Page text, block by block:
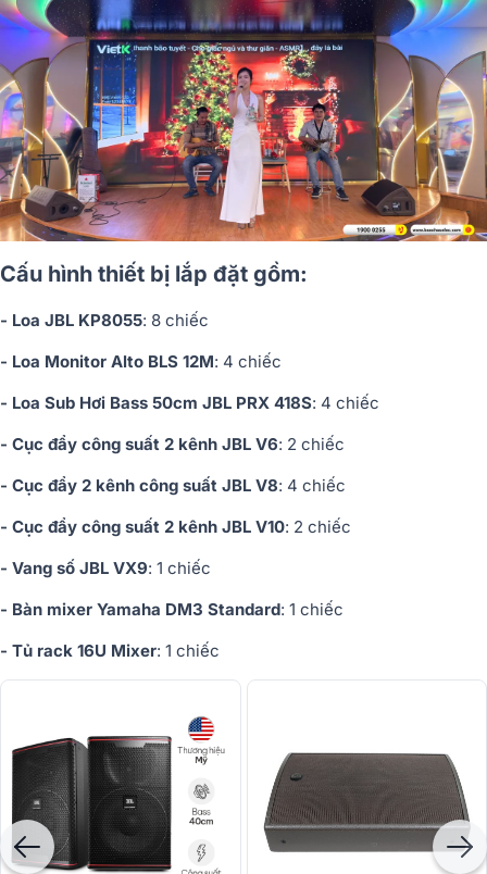
Cấu hình thiết bị lắp đặt gồm:
- Loa JBL KP8055: 8 chiếc
- Loa Monitor Alto BLS 12M: 4 chiếc
- Loa Sub Hơi Bass 50cm JBL PRX 418S: 4 chiếc
- Cục đẩy công suất 2 kênh JBL V6: 2 chiếc
- Cục đẩy 2 kênh công suất JBL V8: 4 chiếc
- Cục đẩy công suất 2 kênh JBL V10: 2 chiếc
- Vang số JBL VX9: 1 chiếc
- Bàn mixer Yamaha DM3 Standard: 1 chiếc
- Tủ rack 16U Mixer: 1 chiếc